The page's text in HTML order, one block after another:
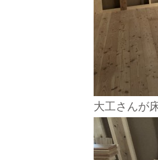
大工さんが